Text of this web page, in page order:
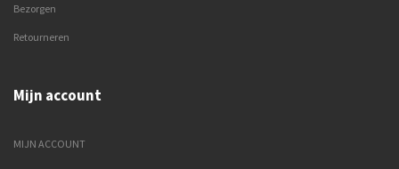
Bezorgen
Retourneren
Mijn account
MIJN ACCOUNT